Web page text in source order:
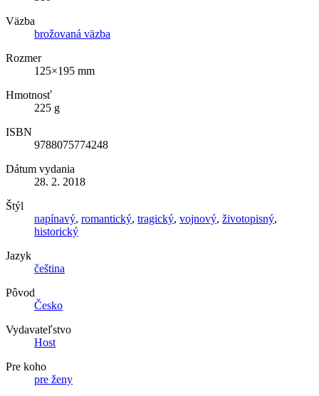
Väzba
brožovaná väzba
Rozmer
125×195 mm
Hmotnosť
225 g
ISBN
9788075774248
Dátum vydania
28. 2. 2018
Štýl
napínavý, romantický, tragický, vojnový, životopisný,
historický
Jazyk
čeština
Pôvod
Česko
Vydavateľstvo
Host
Pre koho
pre ženy